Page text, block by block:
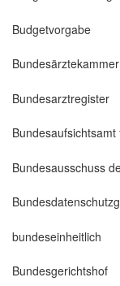
Budgetvorgabe
Bundesärztekammer
Bundesarztregister
Bundesausschuss
bundeseinheitlich
Bundesgerichtshof